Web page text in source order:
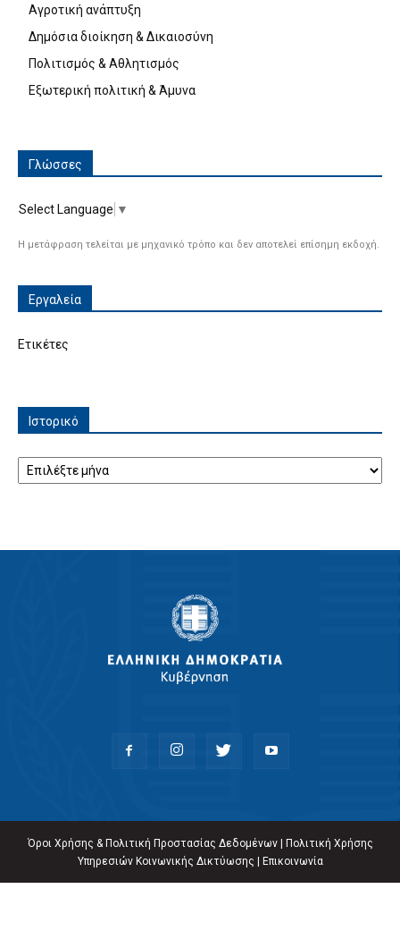
Αγροτική ανάπτυξη
Δημόσια διοίκηση & Δικαιοσύνη
Πολιτισμός & Αθλητισμός
Εξωτερική πολιτική & Άμυνα
Γλώσσες
Select Language ▼
Η μετάφραση τελείται με μηχανικό τρόπο και δεν αποτελεί επίσημη εκδοχή.
Εργαλεία
Ετικέτες
Ιστορικό
Ιστορικό
Όροι Χρήσης & Πολιτική Προστασίας Δεδομένων| Πολιτική Χρήσης
Υπηρεσιών Κοινωνικής Δικτύωσης | Επικοινωνία